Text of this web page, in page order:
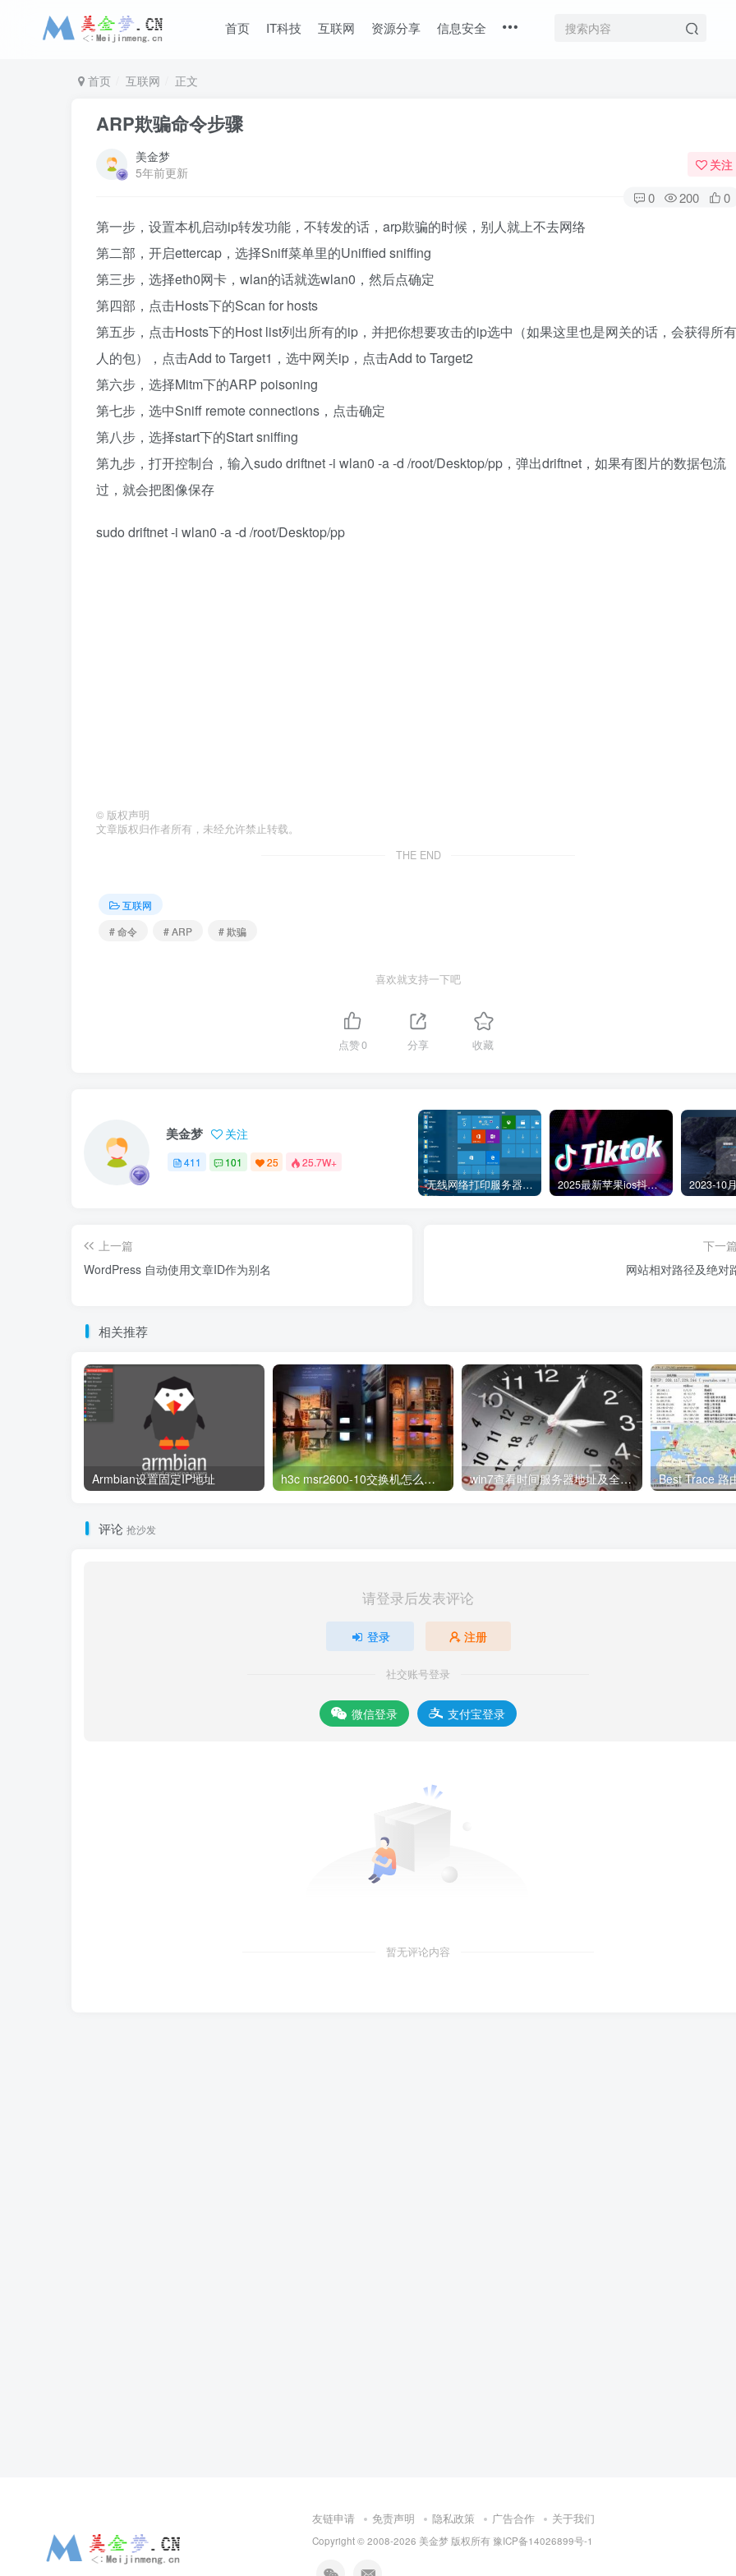
首页 IT科技 互联网 资源分享 信息安全
首页 互联网 正文
ARP欺骗命令步骤
美金梦
5年前更新
关注
0 200 0
第一步，设置本机启动ip转发功能，不转发的话，arp欺骗的时候，别人就上不去网络
第二部，开启ettercap，选择Sniff菜单里的Uniffied sniffing
第三步，选择eth0网卡，wlan的话就选wlan0，然后点确定
第四部，点击Hosts下的Scan for hosts
第五步，点击Hosts下的Host list列出所有的ip，并把你想要攻击的ip选中（如果这里也是网关的话，会获得所有
人的包），点击Add to Target1，选中网关ip，点击Add to Target2
第六步，选择Mitm下的ARP poisoning
第七步，选中Sniff remote connections，点击确定
第八步，选择start下的Start sniffing
第九步，打开控制台，输入sudo driftnet -i wlan0 -a -d /root/Desktop/pp，弹出driftnet，如果有图片的数据包流
过，就会把图像保存
sudo driftnet -i wlan0 -a -d /root/Desktop/pp
© 版权声明
文章版权归作者所有，未经允许禁止转载。
THE END
互联网
# 命令
# ARP # 欺骗
喜欢就支持一下吧
点赞0 分享 收藏
美金梦 关注
411 101 25 25.7W+
无线网络打印服务器连接和添加打印机教程 2025最新苹果ios抖音tiktok国际版免拔卡版本
上一篇
WordPress 自动使用文章ID作为别名
下一篇
网站相对路径及绝对
相关推荐
Armbian设置固定IP地址 h3c msr2600-10交换机怎么配置web登陆 win7查看时间服务器地址及全球可用NTP地址 Best Trace 路
评论 抢沙发
请登录后发表评论
登录 注册
社交账号登录
微信登录 支付宝登录
暂无评论内容
友链申请 免责声明 隐私政策 广告合作 关于我们
Copyright © 2008-2026 美金梦 版权所有 豫ICP备14026899号-1